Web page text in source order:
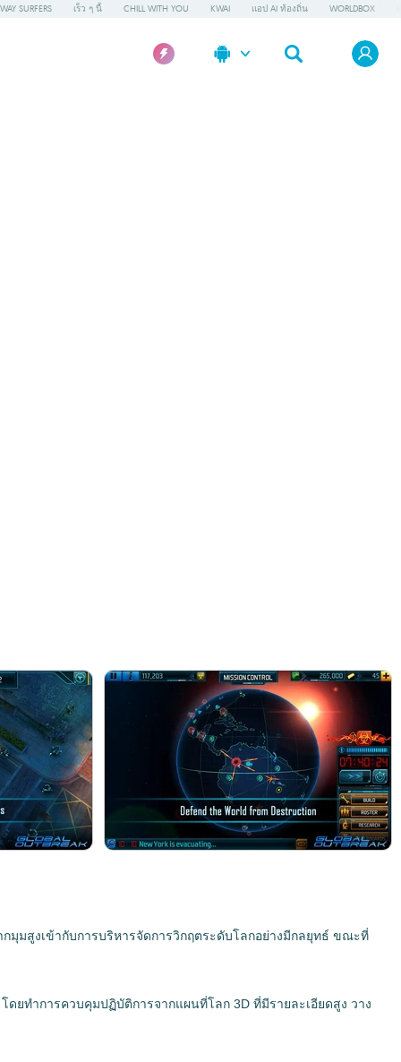
SURFERS เร็ว ๆ นี้ CHILL WITH YOU KWAI แอป AI ท้องถิ่น WORLDBOX
มุมสูงเข้ากับการบริหารจัดการวิกฤตระดับโลกอย่างมีกลยุทธ์ ขณะที่
ยทำการควบคุมปฏิบัติการจากแผนที่โลก 3D ที่มีรายละเอียดสูง วาง